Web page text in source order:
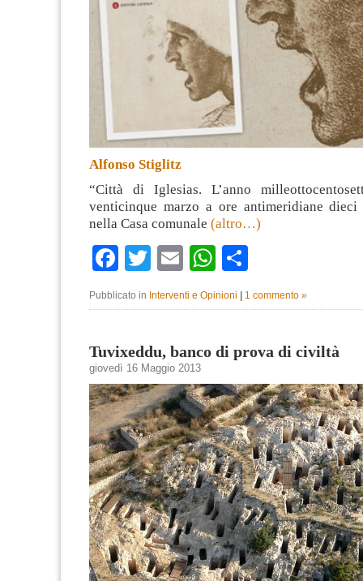
Alfonso Stiglitz
“Città di Iglesias. L’anno
venticinque marzo a ore antimeridiane
nella Casa comunale (altro…)
Facebook
TwitterEmailWhatsApp
Pubblicato in Interventi e Opinioni | 1 commento »
Tuvixeddu, banco di prova di civiltà
giovedì 16 Maggio 2013